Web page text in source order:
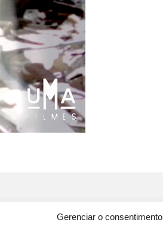
Gerenciar o consentimento